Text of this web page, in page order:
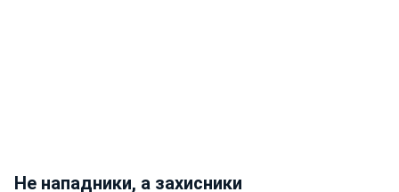
Не нападники, а захисники